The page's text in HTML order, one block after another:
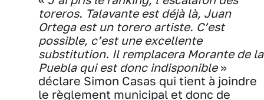
toreros. Talavante est déjà là, Juan
Ortega est un torero artiste. C’est
possible, c’est une excellente
substitution. Il remplacera Morante de la
Puebla qui est donc indisponible»
déclare Simon Casas qui tient à joindre
le règlement municipal et donc de